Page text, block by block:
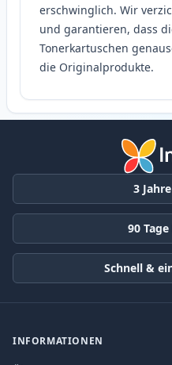
erschwinglich. Wir
und garantieren, dass
Tonerkartuschen
die Originalprodukte.
3
90
Schnell &
INFORMATIONEN